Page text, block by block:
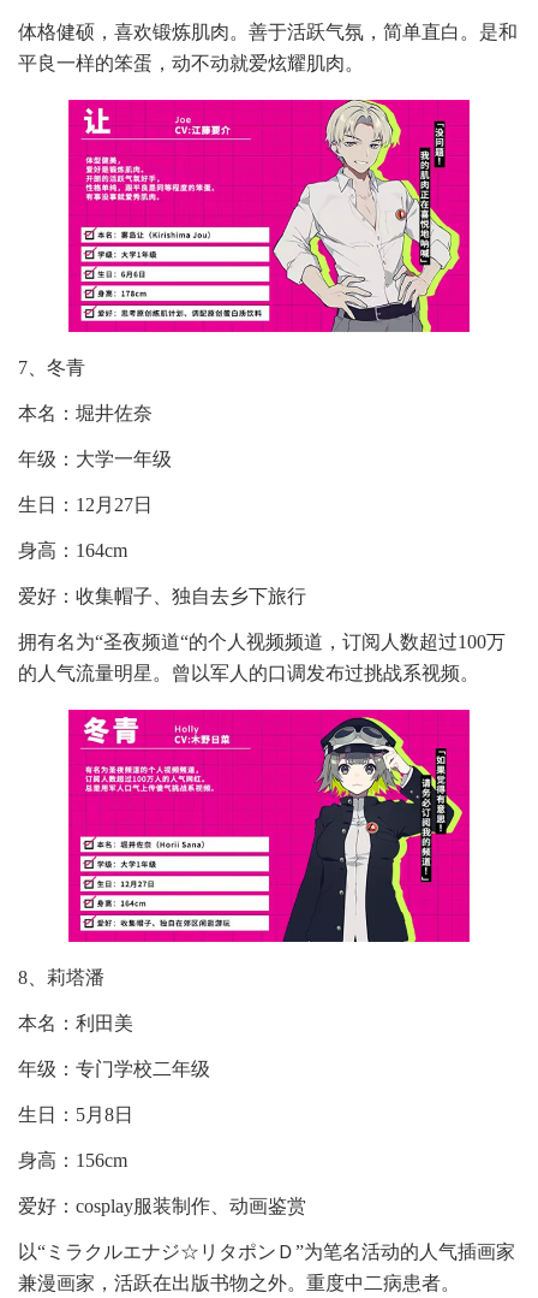
体格健硕，喜欢锻炼肌肉。善于活跃气氛，简单直白。是和
平良一样的笨蛋，动不动就爱炫耀肌肉。
7、冬青
本名：堀井佐奈
年级：大学一年级
生日：12月27日
身高：164cm
爱好：收集帽子、独自去乡下旅行
拥有名为“圣夜频道“的个人视频频道，订阅人数超过100万
的人气流量明星。曾以军人的口调发布过挑战系视频。
8、莉塔潘
本名：利田美
年级：专门学校二年级
生日：5月8日
身高：156cm
爱好：cosplay服装制作、动画鉴赏
以“ミラクルエナジ☆リタポンＤ”为笔名活动的人气插画家
兼漫画家，活跃在出版书物之外。重度中二病患者。